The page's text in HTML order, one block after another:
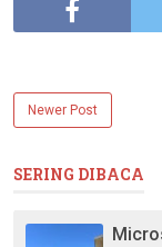
Newer Post
SERING DIBACA